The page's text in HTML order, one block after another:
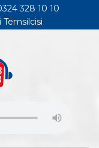
328 10 10
Temsilcisi